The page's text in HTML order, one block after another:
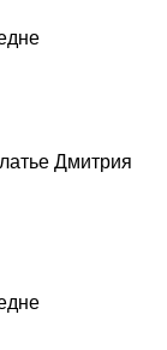
Дмитрия